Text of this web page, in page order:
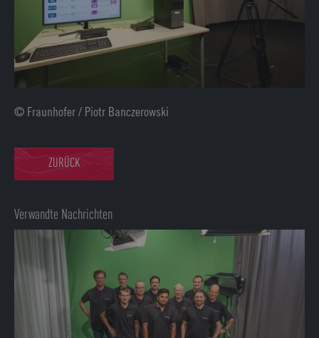
© Fraunhofer / Piotr Banczerowski
ZURÜCK
Verwandte Nachrichten